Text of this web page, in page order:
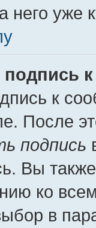
уже
подпись
к
После
подпись
Вы
ко
в